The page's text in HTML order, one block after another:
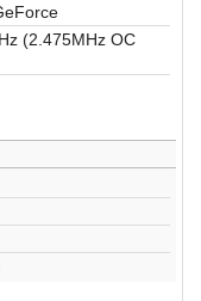
(2.475MHz OC